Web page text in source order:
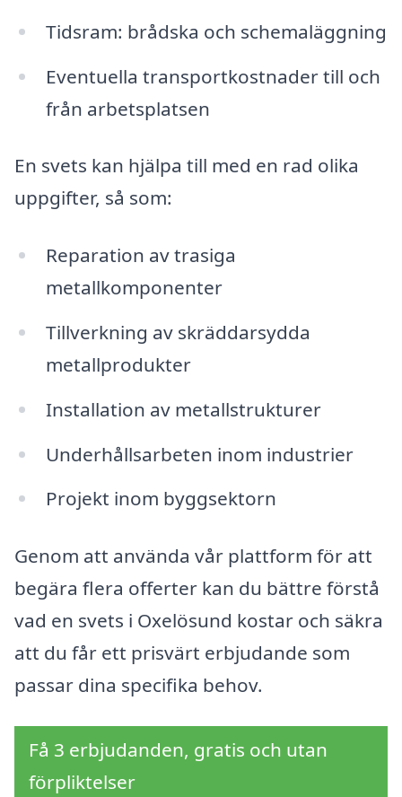
Tidsram: brådska och schemaläggning
Eventuella transportkostnader till och
från arbetsplatsen
En svets kan hjälpa till med en rad olika
uppgifter, så som:
Reparation av trasiga
metallkomponenter
Tillverkning av skräddarsydda
metallprodukter
Installation av metallstrukturer
Underhållsarbeten inom industrier
Projekt inom byggsektorn
Genom att använda vår plattform för att
begära flera offerter kan du bättre förstå
vad en svets i Oxelösund kostar och säkra
att du får ett prisvärt erbjudande som
passar dina specifika behov.
Få 3 erbjudanden, gratis och utan
förpliktelser